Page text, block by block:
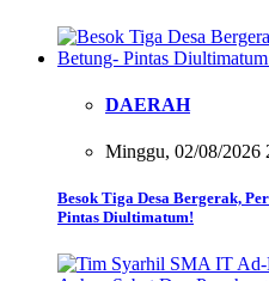
DAERAH
Minggu, 02/08/2026
Besok Tiga Desa Bergerak,
Pintas Diultimatum!